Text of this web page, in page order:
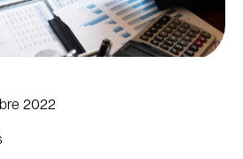
2022